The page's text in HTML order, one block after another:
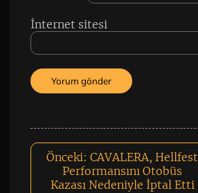
İnternet sitesi
Önceki: CAVALERA, Hellfest
Performansını Otobüs
Kazası Nedeniyle İptal Etti